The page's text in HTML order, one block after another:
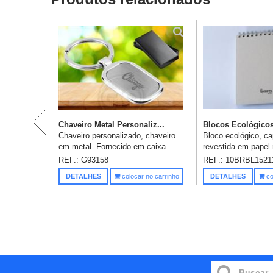
Chaveiro Metal Personaliz...
Chaveiro personalizado, chaveiro
em metal. Fornecido em caixa
presente. 30 x 54 x 4 mm. 1
personalização já incluso.
REF.: G93158
DETALHES colocar no carrinho
Blocos
Bloco ecológico,
revestida em papel
impressão 1 cor,
folhas em papel
impressão 1x0
REF.:
DETALHES